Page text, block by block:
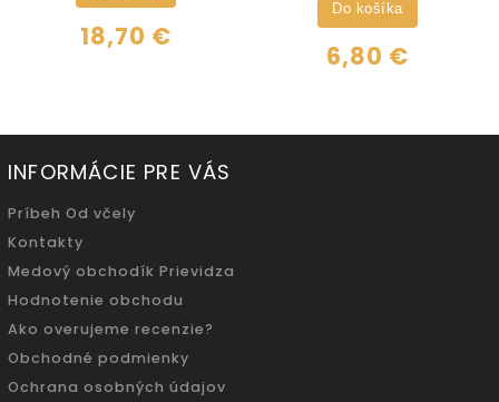
18,70 €
6,80 €
Do košíka
INFORMÁCIE PRE VÁS
Príbeh Od včely
Kontakty
Medový obchodík Prievidza
Hodnotenie obchodu
Ako overujeme recenzie?
Obchodné podmienky
Ochrana osobných údajov